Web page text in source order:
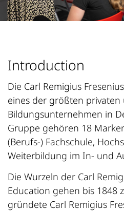
Introduction
Die Carl Remigius
eines der größten
Bildungsunternehmen in
Gruppe gehören 18
(Berufs-) Fachschule,
Weiterbildung im In- und
Die Wurzeln der Carl
Education gehen bis 1848
gründete Carl Remigius